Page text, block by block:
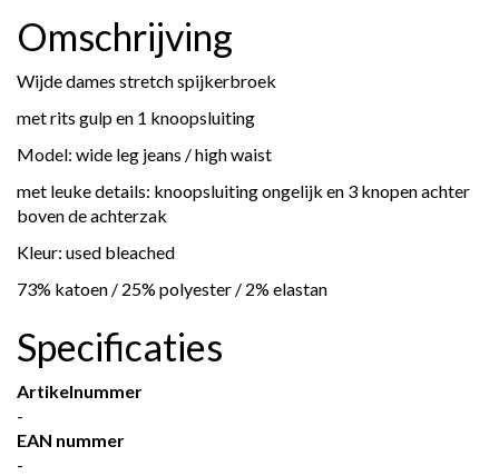
Omschrijving
Wijde dames stretch spijkerbroek
met rits gulp en 1 knoopsluiting
Model: wide leg jeans / high waist
met leuke details: knoopsluiting ongelijk en 3 knopen achter
boven de achterzak
Kleur: used bleached
73% katoen / 25% polyester / 2% elastan
Specificaties
Artikelnummer
-
EAN nummer
-